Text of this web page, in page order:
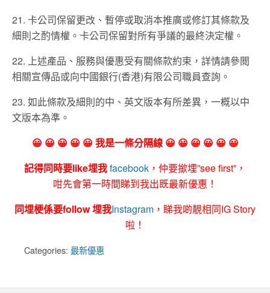
21. 卡公司保留更改、暫停或取消本推廣或修訂其條款及
細則之酌情權。卡公司保留對所有爭議的最終決定權。
22. 上述產品、服務與優惠受有關條款約束，詳情請參閲
相關宣傳品或向中國銀行(香港)有限公司職員查詢。
23. 如此條款及細則的中、英文版本有所差異，一概以中
文版本為準。
😀 😀 😀 😀 😀 我是一條分隔線 😀 😀 😀 😀 😀 😀
記得同時要like埋我facebook ，仲要撳埋”see first”，
咁先會第一時間睇到我出既最新優惠！
同埋梗係要follow 埋我Instagram ，睇我啲靚相同IG Story
啦！
Categories: 最新優惠